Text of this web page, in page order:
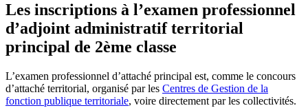
Les inscriptions à l’examen professionnel
d’adjoint administratif territorial
principal de 2ème classe
L’examen professionnel d’attaché principal est, comme le concours
d’attaché territorial, organisé par les Centres de Gestion de la
fonction publique territoriale, voire directement par les collectivités.